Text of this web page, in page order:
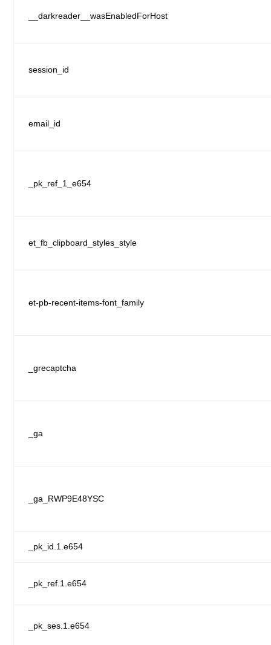
__darkreader__wasEnabledForHost
session_id
email_id
_pk_ref_1_e654
et_fb_clipboard_styles_style
et-pb-recent-items-font_family
_grecaptcha
_ga
_ga_RWP9E48YSC
_pk_id.1.e654
_pk_ref.1.e654
_pk_ses.1.e654